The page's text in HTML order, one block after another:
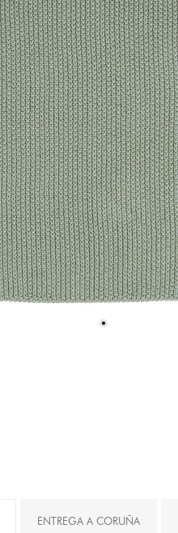
ENTREGA A CORUÑA